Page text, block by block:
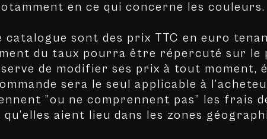
en ce qui concerne les couleurs.
sont des prix TTC en euro
du taux pourra être répercuté sur le
de modifier ses prix à tout
sera le seul applicable à
”ou ne comprennent pas” les frais
aient lieu dans les zones